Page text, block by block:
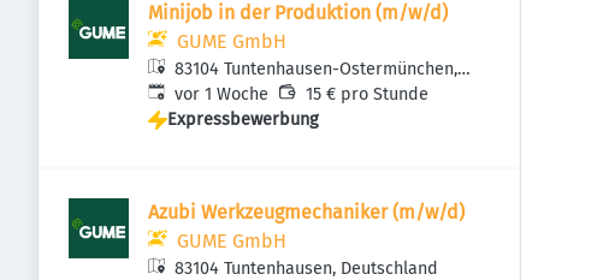
Minijob in der Produktion (m/w/d)
GUME GmbH
83104 Tuntenhausen-Ostermünchen,
Deutschland
Veröffentlicht:
vor 1 Woche
15 € pro Stunde
Expressbewerbung
Azubi Werkzeugmechaniker (m/w/d)
GUME GmbH
83104 Tuntenhausen, Deutschland